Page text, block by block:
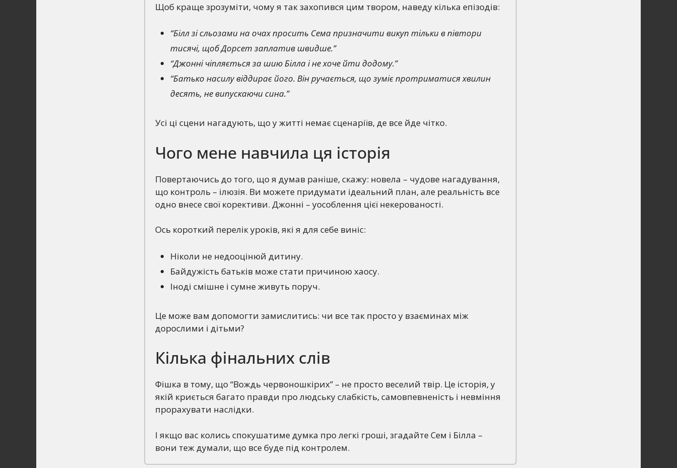
Щоб краще зрозуміти, чому я так захопився цим твором, наведу кілька епізодів:
“Білл зі сльозами на очах просить Сема призначити викуп тільки в півтори
тисячі, щоб Дорсет заплатив швидше.”
“Джонні чіпляється за шию Білла і не хоче йти додому.”
“Батько насилу віддирає його. Він ручається, що зуміє протриматися хвилин
десять, не випускаючи сина.”
Усі ці сцени нагадують, що у житті немає сценаріїв, де все йде чітко.
Чого мене навчила ця історія
Повертаючись до того, що я думав раніше, скажу: новела – чудове нагадування,
що контроль – ілюзія. Ви можете придумати ідеальний план, але реальність все
одно внесе свої корективи. Джонні – уособлення цієї некерованості.
Ось короткий перелік уроків, які я для себе виніс:
Ніколи не недооцінюй дитину.
Байдужість батьків може стати причиною хаосу.
Іноді смішне і сумне живуть поруч.
Це може вам допомогти замислитись: чи все так просто у взаєминах між
дорослими і дітьми?
Кілька фінальних слів
Фішка в тому, що “Вождь червоношкірих” – не просто веселий твір. Це історія, у
якій криється багато правди про людську слабкість, самовпевненість і невміння
прорахувати наслідки.
І якщо вас колись спокушатиме думка про легкі гроші, згадайте Сем і Білла –
вони теж думали, що все буде під контролем.